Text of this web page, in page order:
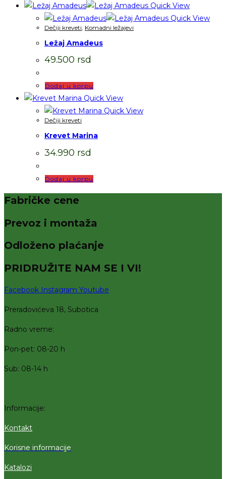
Quick View
Quick View
Dečiji kreveti, Komadni ležajevi
Ležaj Amadeus
49.500 rsd
Dodaj u korpu
Quick View
Quick View
Dečiji kreveti
Krevet Marina
34.990 rsd
Dodaj u korpu
Fabričke cene
Prevoz i montaža
Odloženo plaćanje
PRIDRUŽITE NAM SE I VI!
Facebook Instagram Youtube
Preradovićeva 18, Subotica
Radno vreme:
Pon-pet: 08-20 h
Sub: 08-14 h
Informacije:
Kontakt
Korisne informacije
Katalozi